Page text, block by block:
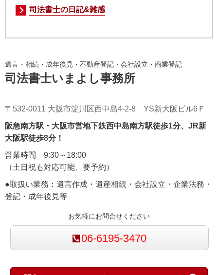
司法書士の日記&雑感
遺言・相続・成年後見・不動産登記・会社設立・商業登記
司法書士いまよし事務所
〒532-0011 大阪市淀川区西中島4-2-8 YS新大阪ビル6Ｆ
阪急南方駅・大阪市営地下鉄西中島南方駅徒歩1分、JR新
大阪駅徒歩8分！
営業時間 9:30～18:00
（土日祝も対応可能、要予約）
●取扱い業務：遺言作成・遺産相続・会社設立・企業法務・
登記・成年後見等
お気軽にお問合せください
06-6195-3470